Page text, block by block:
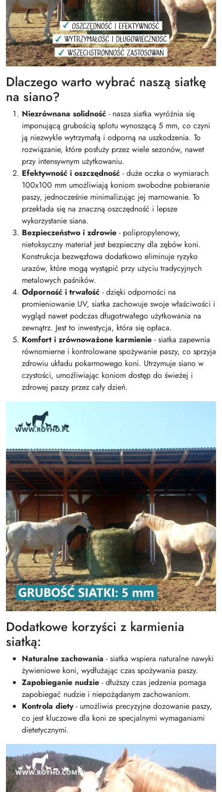
Dlaczego warto wybrać naszą siatkę
na siano?
Niezrównana solidność - nasza siatka wyróżnia się
imponującą grubością splotu wynoszącą 5 mm, co czyni
ją niezwykle wytrzymałą i odporną na uszkodzenia. To
rozwiązanie, które posłuży przez wiele sezonów, nawet
przy intensywnym użytkowaniu.
Efektywność i oszczędność - duże oczka o wymiarach
100x100 mm umożliwiają koniom swobodne pobieranie
paszy, jednocześnie minimalizując jej marnowanie. To
przekłada się na znaczną oszczędność i lepsze
wykorzystanie siana.
Bezpieczeństwo i zdrowie - polipropylenowy,
nietoksyczny materiał jest bezpieczny dla zębów koni.
Konstrukcja bezwęzłowa dodatkowo eliminuje ryzyko
urazów, które mogą wystąpić przy użyciu tradycyjnych
metalowych paśników.
Odporność i trwałość - dzięki odporności na
promieniowanie UV, siatka zachowuje swoje właściwości i
wygląd nawet podczas długotrwałego użytkowania na
zewnątrz. Jest to inwestycja, która się opłaca.
Komfort i zrównoważone karmienie - siatka zapewnia
równomierne i kontrolowane spożywanie paszy, co sprzyja
zdrowiu układu pokarmowego koni. Utrzymuje siano w
czystości, umożliwiając koniom dostęp do świeżej i
zdrowej paszy przez cały dzień.
Dodatkowe korzyści z karmienia
siatką:
Naturalne zachowania - siatka wspiera naturalne nawyki
żywieniowe koni, wydłużając czas spożywania paszy.
Zapobieganie nudzie - dłuższy czas jedzenia pomaga
zapobiegać nudzie i niepożądanym zachowaniom.
Kontrola diety- umożliwia precyzyjne dozowanie paszy,
co jest kluczowe dla koni ze specjalnymi wymaganiami
dietetycznymi.